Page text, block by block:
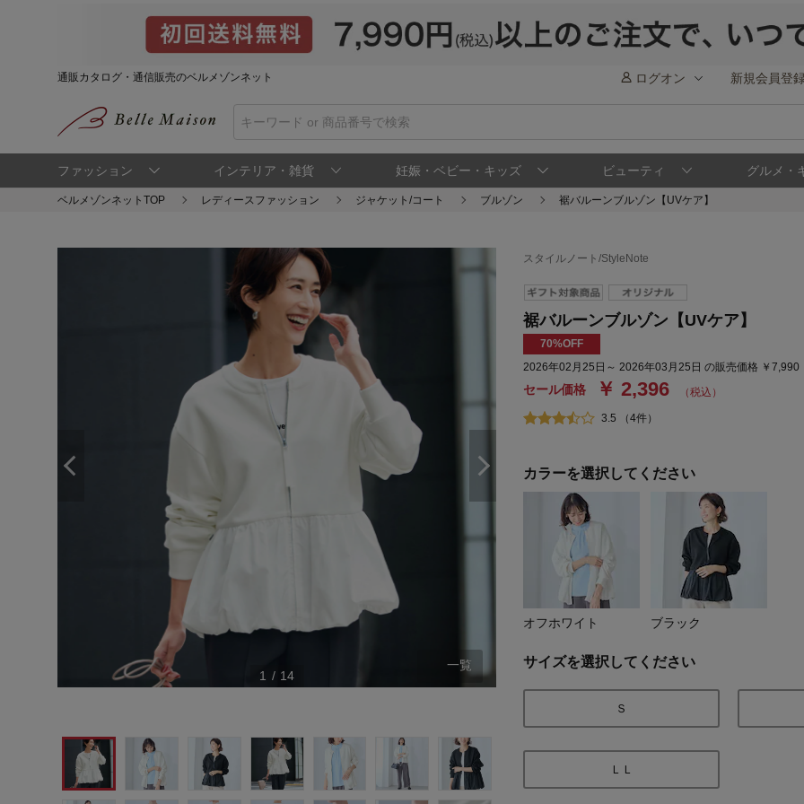
通販カタログ・通信販売のベルメゾンネット ログオン 新規会員登録
ファッション インテリア・雑貨 妊娠・ベビー・キッズ ビューティ グルメ・
ベルメゾンネットTOP レディースファッション ジャケット/コート ブルゾン 裾バルーンブルゾン【UVケア】
1 / 14
一覧
スタイルノート/StyleNote
裾バルーンブルゾン【UVケア】
70%OFF
2026年02月25日～ 2026年03月25日 の販売価格 ￥7,990
セール価格 ￥ 2,396 （税込）
3.5 （4件）
カラーを選択してください
オフホワイト ブラック
サイズを選択してください
Ｓ
ＬＬ